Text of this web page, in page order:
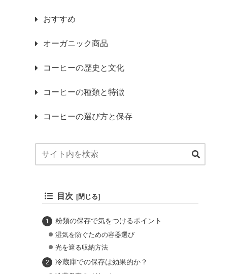
おすすめ
オーガニック商品
コーヒーの歴史と文化
コーヒーの種類と特徴
コーヒーの選び方と保存
目次
粉類の保存で気をつけるポイント
湿気を防ぐための容器選び
光を遮る収納方法
冷蔵庫での保存は効果的か？